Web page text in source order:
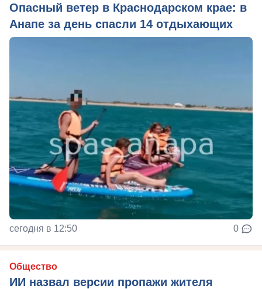
Опасный ветер в Краснодарском крае: в
Анапе за день спасли 14 отдыхающих
сегодня в 12:50 0
Общество
ИИ назвал версии пропажи жителя